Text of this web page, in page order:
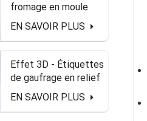
fromage en moule
EN SAVOIR PLUS
Effet 3D - Étiquettes
de gaufrage en relief
sous forme de rouleau
pour la bouteille
EN SAVOIR PLUS